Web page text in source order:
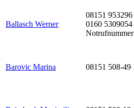
Ballasch Werner
08151 953296
0160 5309054
Notrufnummer
Barovic Marina 08151 508-49